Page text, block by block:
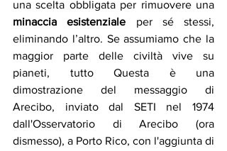
minaccia esistenziale per sé stessi,
eliminando l’altro. Se assumiamo che la
maggior parte delle civiltà vive su
pianeti, tutto Questa è una
dimostrazione del messaggio di
Arecibo, inviato dal SETI nel 1974
dall'Osservatorio di Arecibo (ora
dismesso), a Porto Rico, con l'aggiunta di